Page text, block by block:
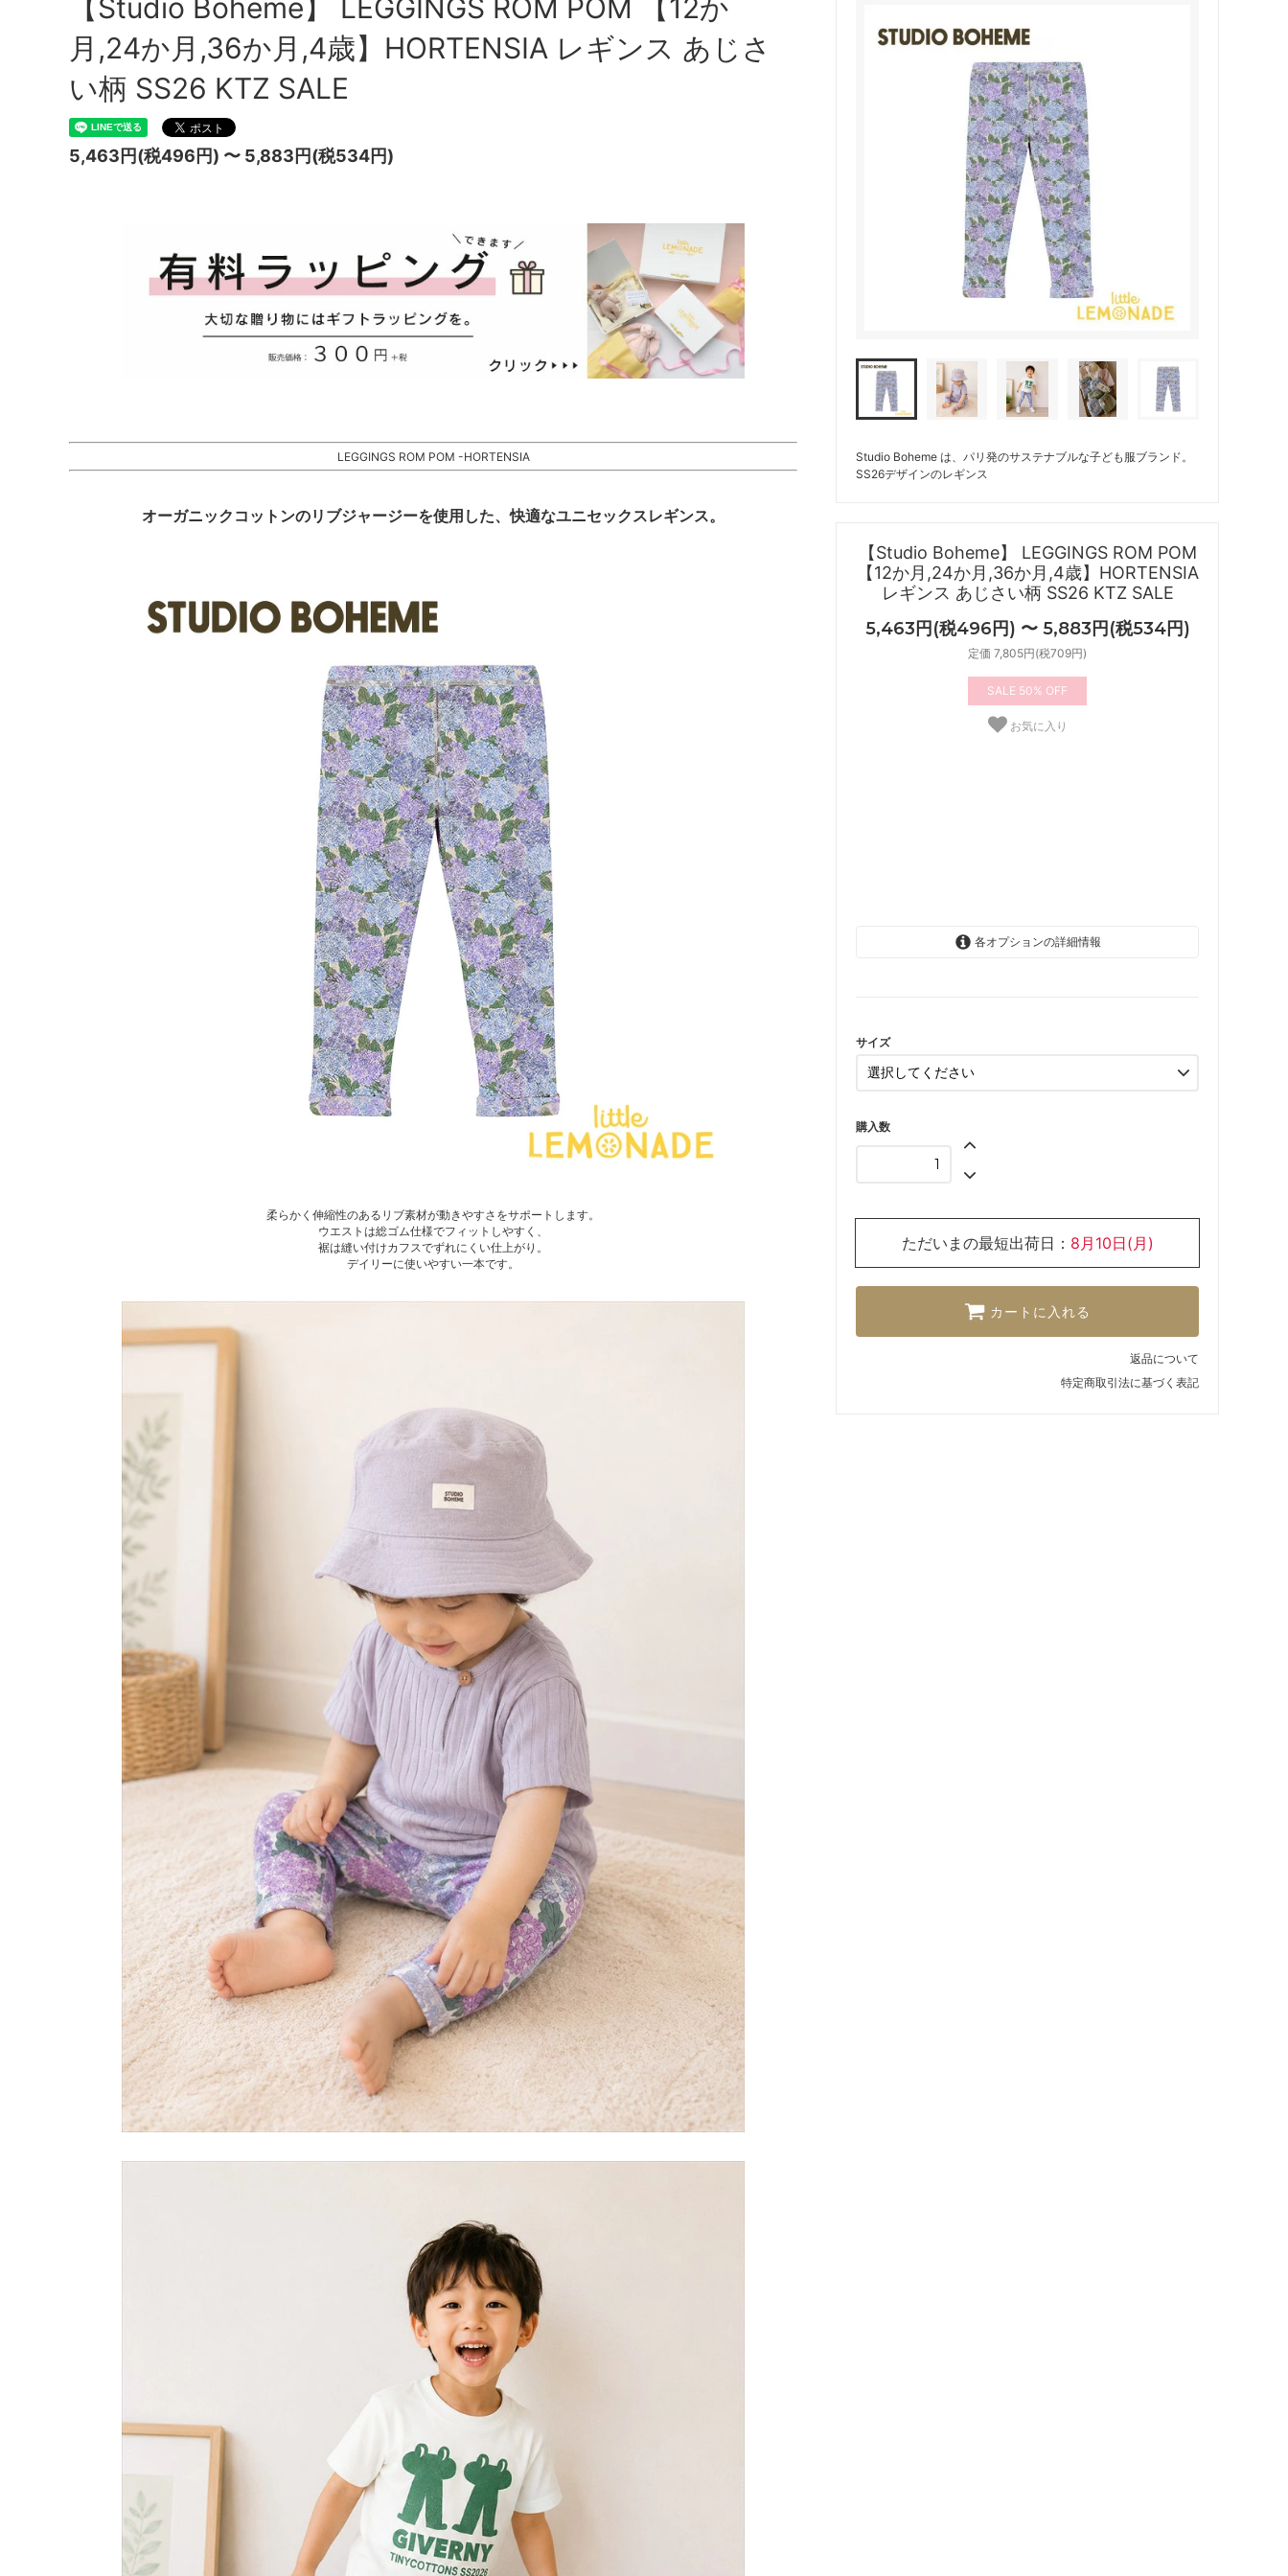
Studio Boheme は、パリ発のサステナブルな子ども服ブランド。
SS26デザインのレギンス
【Studio Boheme】 LEGGINGS ROM POM
【12か月,24か月,36か月,4歳】HORTENSIA
レギンス あじさい柄 SS26 KTZ SALE
5,463円(税496円) 〜 5,883円(税534円)
定価 7,805円(税709円)
50%
お気に入り
各オプションの詳細情報
サイズ
購入数
ただいまの最短出荷日： 8月10日(月)
カートに入れる
返品について
特定商取引法に基づく表記
【Studio Boheme】 LEGGINGS ROM POM 【12か
月,24か月,36か月,4歳】HORTENSIA レギンス あじさ
い柄 SS26 KTZ SALE
5,463円(税496円) 〜 5,883円(税534円)
LEGGINGS ROM POM -HORTENSIA
オーガニックコットンのリブジャージーを使用した、快適なユニセックスレギンス。
柔らかく伸縮性のあるリブ素材が動きやすさをサポートします。
ウエストは総ゴム仕様でフィットしやすく、
裾は縫い付けカフスでずれにくい仕上がり。
デイリーに使いやすい一本です。